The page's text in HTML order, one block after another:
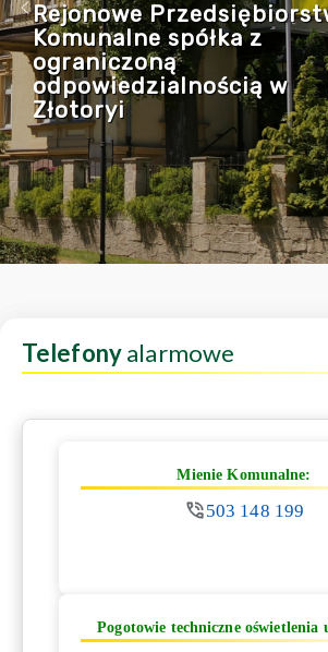
Rejonowe
Komunalne spółka z
ograniczoną
odpowiedzialnością w
Złotoryi
Telefonyalarmowe
Mienie Komunalne:
503 148 199
Pogotowie techniczne oświetlenia